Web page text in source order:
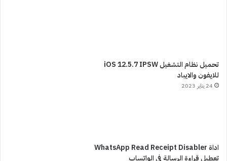
تحميل نظام التشغيل iOS 12.5.7 IPSW
للايفون والايباد
24 يناير 2023
اداة WhatsApp Read Receipt Disabler
تعطيل قراءة الرسالة في الواتساب